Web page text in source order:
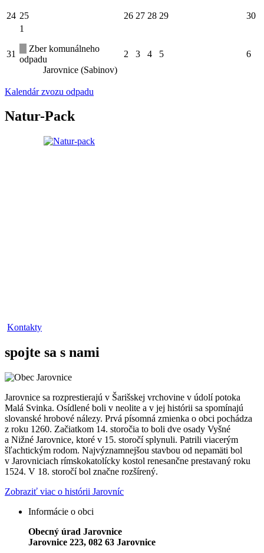
24 25 26 27 28 29 30
31
1
Zber komunálneho
odpadu
Jarovnice (Sabinov)
2 3 4 5 6
Kalendár zvozu odpadu
Natur-Pack
Kontakty
spojte sa s nami
Jarovnice sa rozprestierajú v Šarišskej vrchovine v údolí potoka
Malá Svinka. Osídlené boli v neolite a v jej histórii sa spomínajú
slovanské hrobové nálezy. Prvá písomná zmienka o obci pochádza
z roku 1260. Začiatkom 14. storočia to boli dve osady Vyšné
a Nižné Jarovnice, ktoré v 15. storočí splynuli. Patrili viacerým
šľachtickým rodom. Najvýznamnejšou stavbou od nepamäti bol
v Jarovniciach rímskokatolícky kostol renesančne prestavaný roku
1524. V 18. storočí bol značne rozšírený.
Zobraziť viac o histórii Jarovníc
Informácie o obci
Obecný úrad Jarovnice
Jarovnice 223, 082 63 Jarovnice